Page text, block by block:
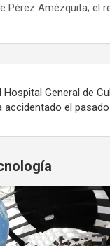
Pérez Amézquita; el
Hospital General de
el